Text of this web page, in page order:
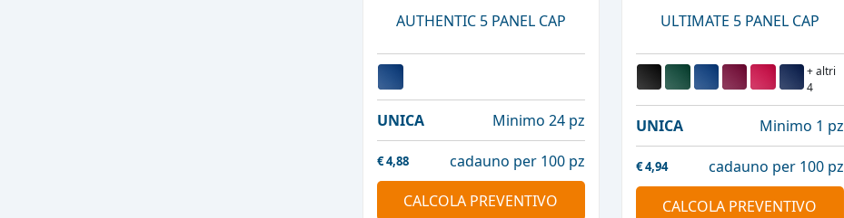
AUTHENTIC 5 PANEL CAP
UNICA Minimo 24 pz
€4,88
cadauno per 100 pz
CALCOLA PREVENTIVO
ULTIMATE 5 PANEL CAP
+ altri
4
UNICA Minimo 1 pz
€4,94
cadauno per 100 pz
CALCOLA PREVENTIVO